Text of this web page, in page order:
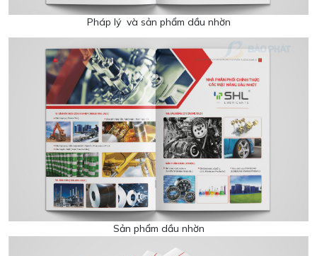
Pháp lý và sản phẩm dầu nhờn
Sản phẩm dầu nhờn